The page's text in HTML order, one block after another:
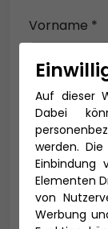
Vorname *
E-Mail *
Telefon *
Auf dieser
Dabei
werden.
Einbindung
Elementen
von
Werbung